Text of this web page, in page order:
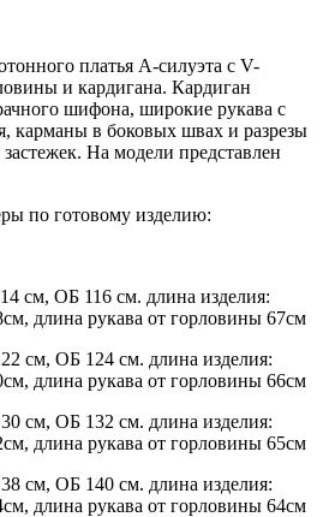
платья А-силуэта с V-
и кардигана. Кардиган
шифона, широкие рукава с
карманы в боковых швах и разрезы
На модели представлен
по готовому изделию:
см, ОБ 116 см. длина изделия:
длина рукава от горловины 67см
см, ОБ 124 см. длина изделия:
длина рукава от горловины 66см
см, ОБ 132 см. длина изделия:
длина рукава от горловины 65см
см, ОБ 140 см. длина изделия:
длина рукава от горловины 64см